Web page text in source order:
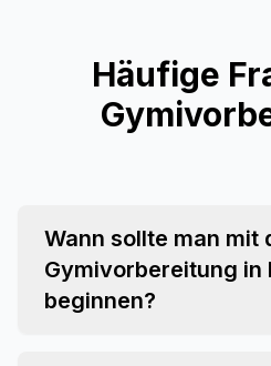
Häufige
Wann sollte man mit
Gymivorbereitung in
beginnen?